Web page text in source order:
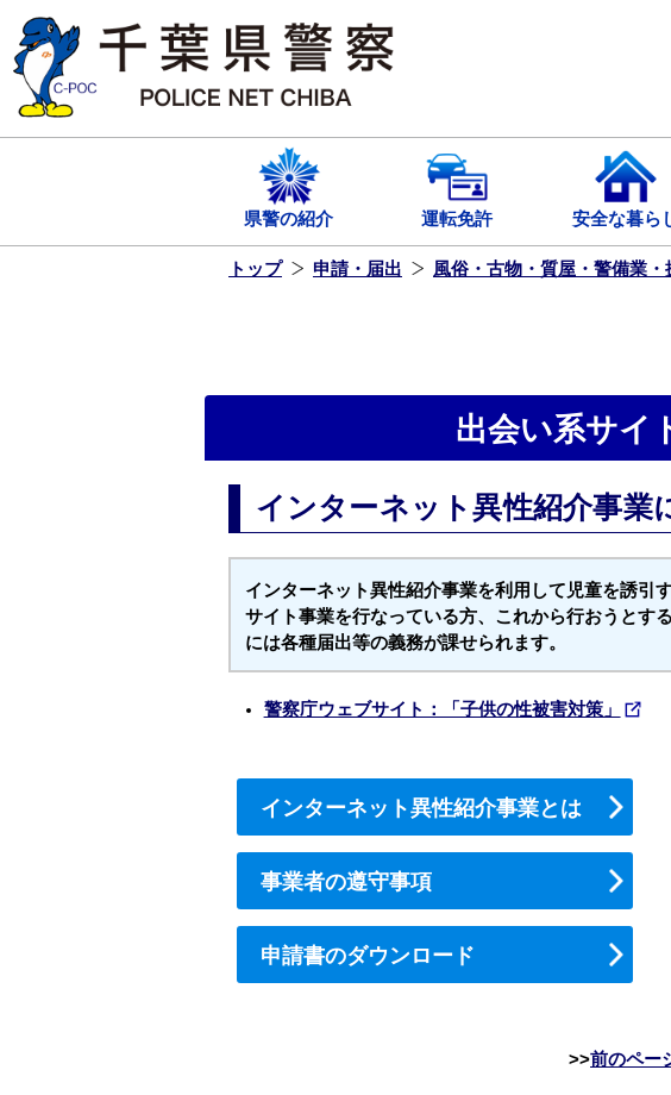
ス
キ
ま
県警の紹介 運転免許 安全な暮ら
トップ 申請・届出 風俗・古物・質屋・警備業
出会い系サイ
インターネット異性紹介事業
インターネット異性紹介事業を利用して児童を誘引
サイト事業を行なっている方、これから行おうとす
には各種届出等の義務が課せられます。
警察庁ウェブサイト：「子供の性被害対策」
インターネット異性紹介事業とは
事業者の遵守事項
申請書のダウンロード
前のペー